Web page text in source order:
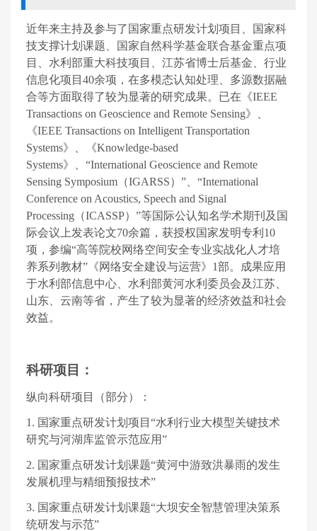
近年来主持及参与了国家重点研发计划项目、国家科
技支撑计划课题、国家自然科学基金联合基金重点项
目、水利部重大科技项目、江苏省博士后基金、行业
信息化项目 40余项，在多模态认知处理、多源数据融
合等方面取得了较为显著的研究成果。已在《IEEE
Transactions on Geoscience and Remote Sensing》、
《IEEE Transactions on Intelligent Transportation
Systems》、《Knowledge-based
Systems》、“International Geoscience and Remote
Sensing Symposium （IGARSS）”、“International
Conference on Acoustics, Speech and Signal
Processing （ICASSP）”等国际公认知名学术期刊及国
际会议上发表论文70余篇，获授权国家发明专利 10
项，参编“高等院校网络空间安全专业实战化人才培
养系列教材”《网络安全建设与运营》 1部。成果应用
于水利部信息中心、水利部黄河水利委员会及江苏、
山东、云南等省，产生了较为显著的经济效益和社会
效益。
科研项目：
纵向科研项目（部分）：
1. 国家重点研发计划项目“水利行业大模型关键技术
研究与河湖库监管示范应用”
2. 国家重点研发计划课题“黄河中游致洪暴雨的发生
发展机理与精细预报技术”
3. 国家重点研发计划课题“大坝安全智慧管理决策系
统研发与示范”